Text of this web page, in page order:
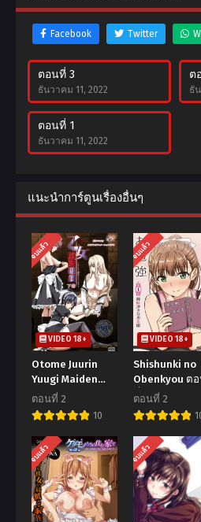
Facebook Twitter
ตอนที่ 3
ธันวาคม 11, 2022
ต
ธั
ตอนที่ 1
ธันวาคม 11, 2022
แนะนำการ์ตูนเรื่องอื่นๆ
จบแล้ว
VIDEO 18+
Otome Juurin
Yuugi Maiden
Infringement
Play ตอนที่1-2 ซับ
ไทย (จบ)
ตอนที่ 2
10
จบแล้ว
VIDEO 18+
Shishunki no
Obenkyou ต
ที่1-2 ซับไทย
ตอนที่ 2
จบแล้ว จบแล้ว